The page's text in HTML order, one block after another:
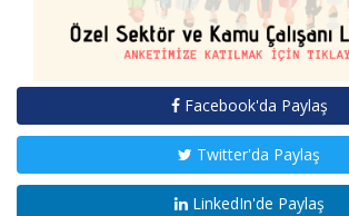
Facebook'da Paylaş
Twitter'da Paylaş
LinkedIn'de Paylaş